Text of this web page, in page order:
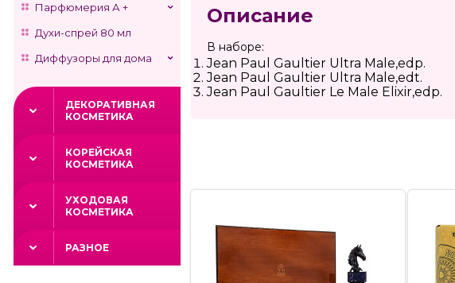
Парфюмерия А +
Духи-спрей 80 мл
Диффузоры для дома
ДЕКОРАТИВНАЯ
КОСМЕТИКА
КОРЕЙСКАЯ
КОСМЕТИКА
УХОДОВАЯ
КОСМЕТИКА
РАЗНОЕ
Описание
В наборе:
Jean Paul Gaultier Ultra Male,edp.
Jean Paul Gaultier Ultra Male,edt.
Jean Paul Gaultier Le Male Elixir,edp.